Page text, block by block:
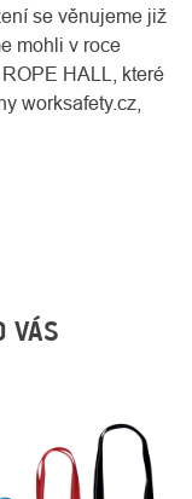
se věnujeme již
mohli v roce
HALL, které
worksafety.cz,
VÁS